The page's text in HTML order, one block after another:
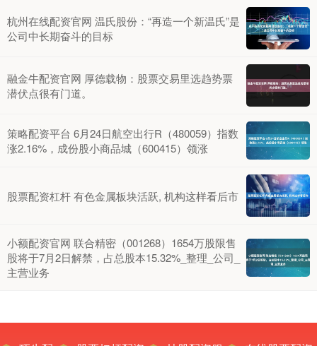
杭州在线配资官网 温氏股份：“再造一个新温氏”是
公司中长期奋斗的目标
融金牛配资官网 厚德载物：股票交易里选趋势票
潜伏点很有门道。
策略配资平台 6月24日航空出行R（480059）指数
涨2.16%，成份股小商品城（600415）领涨
股票配资杠杆 有色金属板块活跃, 机构这样看后市
小额配资官网 联合精密（001268）1654万股限售
股将于7月2日解禁，占总股本15.32%_整理_公司_
主营业务